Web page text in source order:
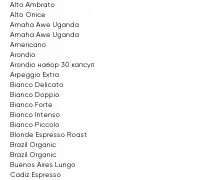
Alto Ambrato
Alto Onice
Amaha Awe Uganda
Amaha Awe Uganda
Americano
Arondio
Arondio набор 30 капсул
Arpeggio Extra
Bianco Delicato
Bianco Doppio
Bianco Forte
Bianco Intenso
Bianco Piccolo
Blonde Espresso Roast
Brazil Organic
Brazil Organic
Buenos Aires Lungo
Cadiz Espresso